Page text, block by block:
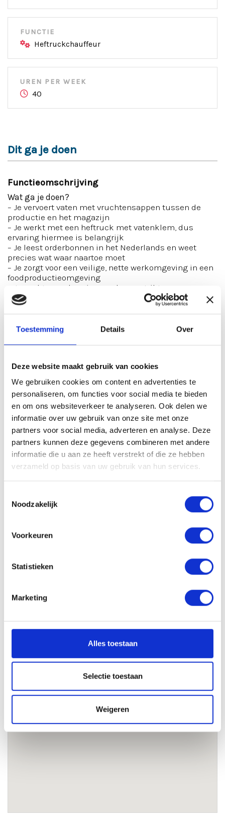
Toestemming Details Over
Deze website maakt gebruik van cookies
We gebruiken cookies om content en advertenties te
personaliseren, om functies voor social media te bieden
en om ons websiteverkeer te analyseren. Ook delen we
informatie over uw gebruik van onze site met onze
partners voor social media, adverteren en analyse. Deze
partners kunnen deze gegevens combineren met andere
informatie die u aan ze heeft verstrekt of die ze hebben
verzameld op basis van uw gebruik van hun services.
Noodzakelijk
Voorkeuren
Statistieken
Marketing
Alles toestaan
Selectie toestaan
Weigeren
FUNCTIE
Heftruckchauffeur
UREN PER WEEK
40
Dit ga je doen
Functieomschrijving
Wat ga je doen?
– Je vervoert vaten met vruchtensappen tussen de
productie en het magazijn
– Je werkt met een heftruck met vatenklem, dus
ervaring hiermee is belangrijk
– Je leest orderbonnen in het Nederlands en weet
precies wat waar naartoe moet
– Je zorgt voor een veilige, nette werkomgeving in een
foodproductieomgeving
– Je werkt nauwkeurig en volgens strikte
hygiëneregels
Wat bieden we jou?
✅ Salaris tussen de €2.800 en €2.900 per maand (incl.
ploegentoeslag van 11,8%)
✅ Fulltime werkweek van 40 uur, van maandag t/m
✅ 2-ploegendienst: van 05.00 tot 14.00 en van 14.00 tot
✅ Reiskostenvergoeding van €0,21 per km (vanaf 10
km enkele reis)
✅ 25 vakantiedagen bij fulltime dienstverband
✅ Overwerk- en weekendtoeslagen volgens cao
✅ Start via uitzendbasis, met uitzicht op vaste
aanstelling
Functie-eisen
Wat vragen we van jou?
– Ervaring met heftruckrijden én specifiek met een
– Je spreekt en leest Nederlands
– Je bent betrouwbaar, zelfstandig en werkt
werkomgeving
Solliciteer dan vandaag nog. Bram vertelt je graag
📞 Bel of app Bram via 06 10 50 18 70
Let op: deze functie vereist stuurmanskunst met een